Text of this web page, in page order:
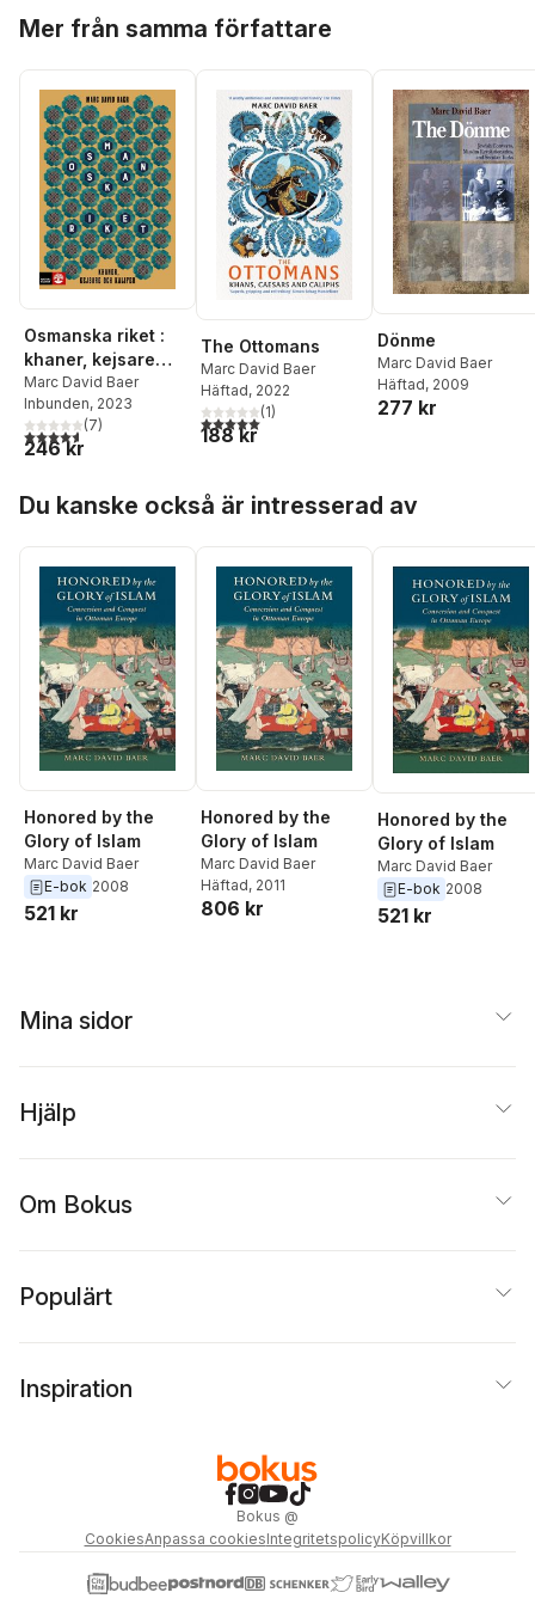
Mer från samma författare
Osmanska riket :
khaner, kejsare
och kalifer
Marc David Baer
Inbunden, 2023
4,6utav 5 stjärnor. Totalt antal röster:
(7)
246 kr
The Ottomans
Marc David Baer
Häftad, 2022
5,0utav 5 stjärnor. Totalt antal röster:
(1)
188 kr
Dönme
Marc David Baer
Häftad, 2009
277 kr
Du kanske också är intresserad av
Honored by the
Glory of Islam
Marc David Baer
E-bok 2008
521 kr
Honored by the
Glory of Islam
Marc David Baer
Häftad, 2011
806 kr
Honored by the
Glory of Islam
Marc David Baer
E-bok 2008
521 kr
Mina sidor
Hjälp
Om Bokus
Populärt
Inspiration
Bokus @
CookiesAnpassa cookiesIntegritetspolicyKöpvillkor